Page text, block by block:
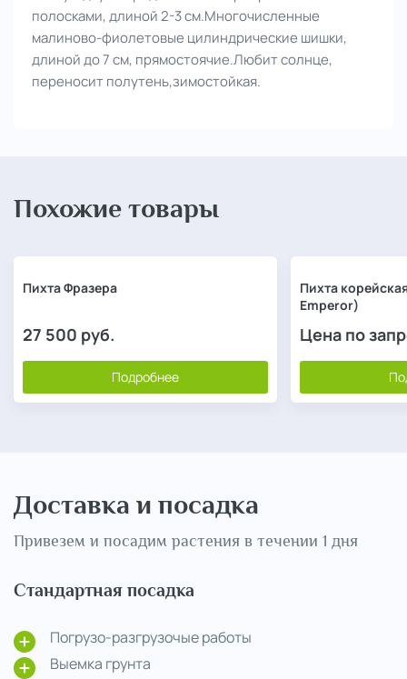
полосками, длиной 2-3 см.Многочисленные
малиново-фиолетовые цилиндрические шишки,
длиной до 7 см, прямостоячие.Любит солнце,
переносит полутень,зимостойкая.
Похожие товары
Пихта Фразера
27 500 руб.
Подробнее
Пихта
Emperor)
Цена по
Доставка и посадка
Привезем и посадим растения в течении 1 дня
Стандартная посадка
Погрузо-разгрузочые работы
Выемка грунта